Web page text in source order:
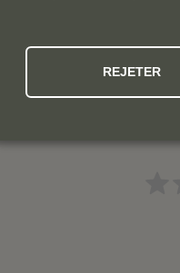
REJETER